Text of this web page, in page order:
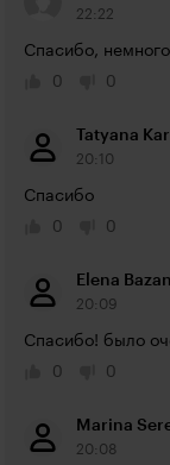
22:22
Спасибо,
0
0
Tatyana
20:10
Спасибо
0
0
Elena
20:09
Спасибо! было
0
0
Marina
20:08